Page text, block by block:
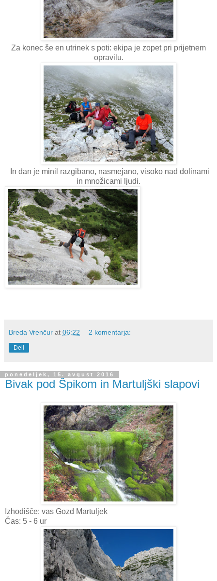
Za konec še en utrinek s poti: ekipa je zopet pri prijetnem
opravilu.
In dan je minil razgibano, nasmejano, visoko nad dolinami
in množicami ljudi.
Breda Vrenčur at 06:22 2 komentarja:
Deli
ponedeljek, 15. avgust 2016
Bivak pod Špikom in Martuljški slapovi
Izhodišče: vas Gozd Martuljek
Čas: 5 - 6 ur